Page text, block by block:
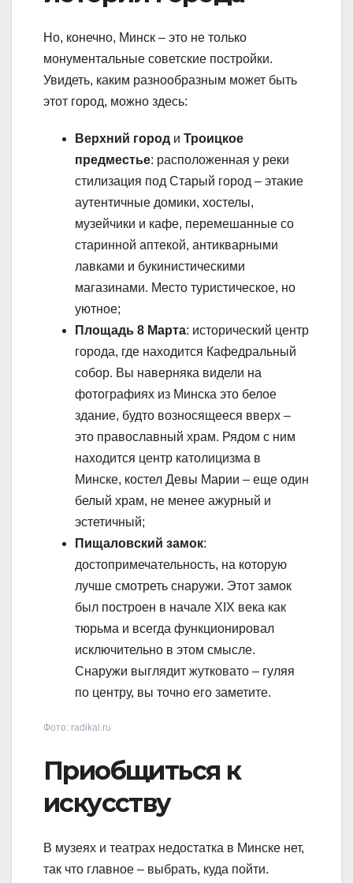
Но, конечно, Минск – это не только
монументальные советские постройки.
Увидеть, каким разнообразным может быть
этот город, можно здесь:
Верхний город и Троицкое
предместье: расположенная у реки
стилизация под Старый город – этакие
аутентичные домики, хостелы,
музейчики и кафе, перемешанные со
старинной аптекой, антикварными
лавками и букинистическими
магазинами. Место туристическое, но
уютное;
Площадь 8 Марта: исторический центр
города, где находится Кафедральный
собор. Вы наверняка видели на
фотографиях из Минска это белое
здание, будто возносящееся вверх –
это православный храм. Рядом с ним
находится центр католицизма в
Минске, костел Девы Марии – еще один
белый храм, не менее ажурный и
эстетичный;
Пищаловский замок:
достопримечательность, на которую
лучше смотреть снаружи. Этот замок
был построен в начале XIX века как
тюрьма и всегда функционировал
исключительно в этом смысле.
Снаружи выглядит жутковато – гуляя
по центру, вы точно его заметите.
Фото: radikal.ru
Приобщиться к
искусству
В музеях и театрах недостатка в Минске нет,
так что главное – выбрать, куда пойти.